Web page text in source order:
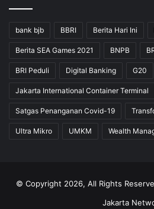
bank bjb BBRI Berita Hari Ini
Berita SEA Games 2021 BNPB
BRI Peduli Digital Banking G20
Jakarta International Container Terminal
Satgas Penanganan Covid-19
Ultra Mikro UMKM Wealth
© Copyright 2026, All Rights
Jakarta